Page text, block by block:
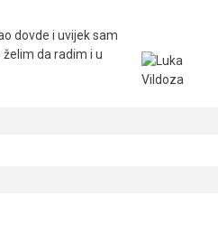
dovde i uvijek sam
da radim i u